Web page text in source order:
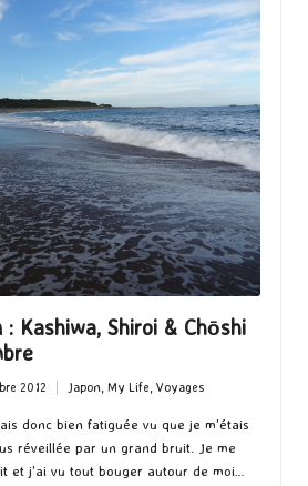
Kashiwa, Shiroi & Chōshi
2012
Posted
in
Japon, My Life, Voyages
donc bien fatiguée vu que je m'étais
réveillée par un grand bruit. Je me
et j'ai vu tout bouger autour de moi…